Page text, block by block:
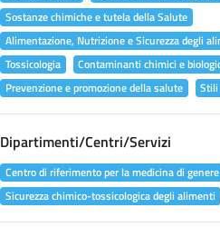
Sostanze chimiche e tutela della Salute
Alimentazione, Nutrizione e Sicurezza degli
Tossicologia
Contaminanti chimici e
Prevenzione e promozione della salute
Dipartimenti/Centri/Servizi
Centro di riferimento per la medicina di genere
Sicurezza chimico-tossicologica degli alimenti